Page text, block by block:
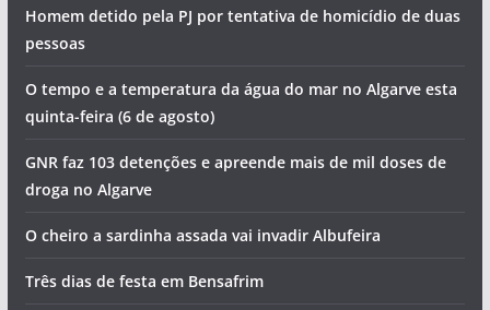
Homem detido pela PJ por tentativa de homicídio de duas
pessoas
O tempo e a temperatura da água do mar no Algarve esta
quinta-feira (6 de agosto)
GNR faz 103 detenções e apreende mais de mil doses de
droga no Algarve
O cheiro a sardinha assada vai invadir Albufeira
Três dias de festa em Bensafrim